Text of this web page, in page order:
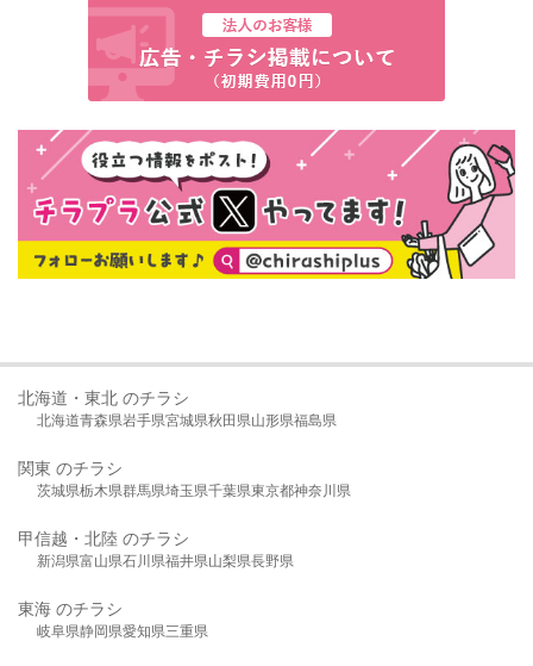
北海道・東北 のチラシ
北海道青森県岩手県宮城県秋田県山形県福島県
関東 のチラシ
茨城県栃木県群馬県埼玉県千葉県東京都神奈川県
甲信越・北陸 のチラシ
新潟県富山県石川県福井県山梨県長野県
東海 のチラシ
岐阜県静岡県愛知県三重県